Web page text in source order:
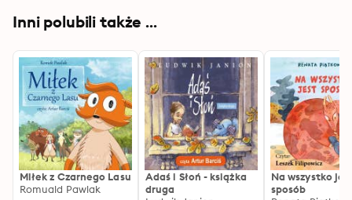
Inni polubili także ...
Miłek z Czarnego Lasu
Romuald Pawlak
Adaś i Słoń - książka
druga
Na wszystko
sposób